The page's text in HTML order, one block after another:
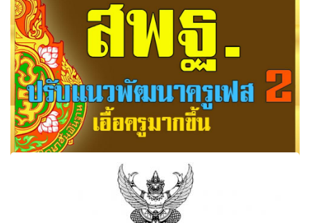
สพฐ.ปรับแนวพัฒนาครูเฟส2เอื้อครูมากขึ้น หลักสูตรต้องผ่าน
สถาบันคุรุพัฒนา ค่าลงทะเบียน